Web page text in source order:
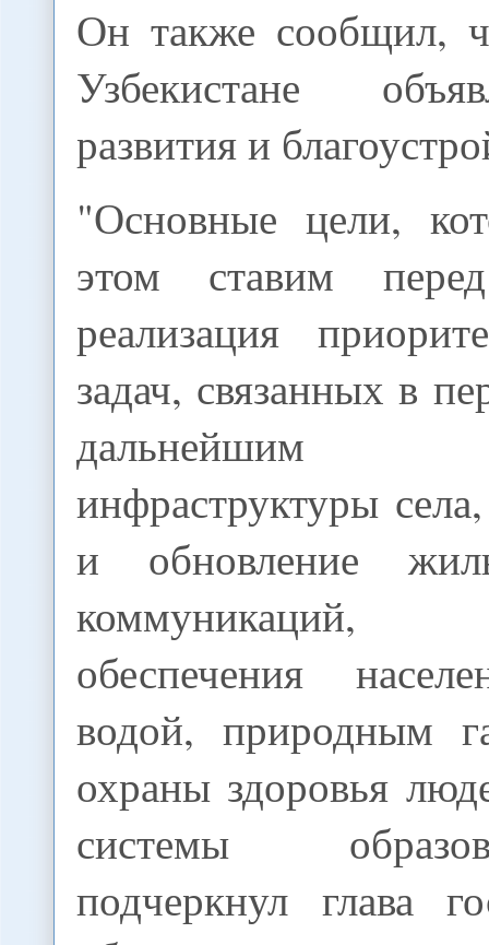
Он также сообщил,
Узбекистане
развития и
"Основные цели,
этом ставим
реализация
задач, связанных в
дальнейшим
инфраструктуры
и обновление
коммуникаций,
обеспечения
водой, природным
охраны здоровья
системы
подчеркнул глава